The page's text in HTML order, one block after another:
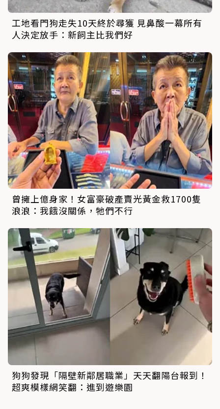
工地看門狗走失10天終於尋獲 見鼻酸一幕所有
人決定放手：新飼主比我們好
曾擁上億身家！女富豪破產賣光黃金救1700隻
浪浪：我餓沒關係，牠們不行
狗狗發現「隔壁新鄰居職業」天天翻陽台報到！
超爽模樣網笑翻：進到遊樂園